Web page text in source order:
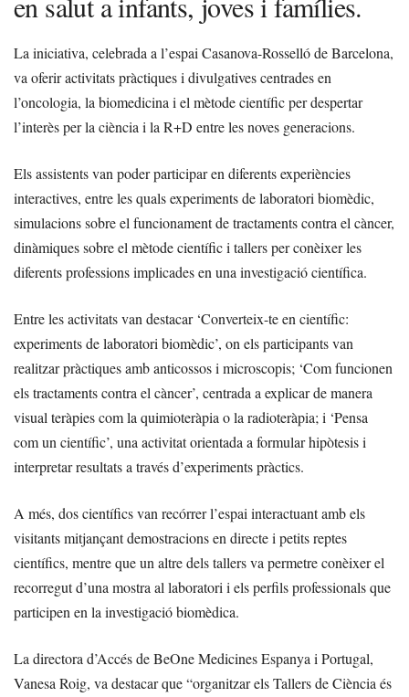
La iniciativa, celebrada a l’espai Casanova-Rosselló de Barcelona,
va oferir activitats pràctiques i divulgatives centrades en
l’oncologia, la biomedicina i el mètode científic per despertar
l’interès per la ciència i la R+D entre les noves generacions.
Els assistents van poder participar en diferents experiències
interactives, entre les quals experiments de laboratori biomèdic,
simulacions sobre el funcionament de tractaments contra el càncer,
dinàmiques sobre el mètode científic i tallers per conèixer les
diferents professions implicades en una investigació científica.
Entre les activitats van destacar ‘Converteix-te en científic:
experiments de laboratori biomèdic’, on els participants van
realitzar pràctiques amb anticossos i microscopis; ‘Com funcionen
els tractaments contra el càncer’, centrada a explicar de manera
visual teràpies com la quimioteràpia o la radioteràpia; i ‘Pensa
com un científic’, una activitat orientada a formular hipòtesis i
interpretar resultats a través d’experiments pràctics.
A més, dos científics van recórrer l’espai interactuant amb els
visitants mitjançant demostracions en directe i petits reptes
científics, mentre que un altre dels tallers va permetre conèixer el
recorregut d’una mostra al laboratori i els perfils professionals que
participen en la investigació biomèdica.
La directora d’Accés de BeOne Medicines Espanya i Portugal,
Vanesa Roig, va destacar que “organitzar els Tallers de Ciència és